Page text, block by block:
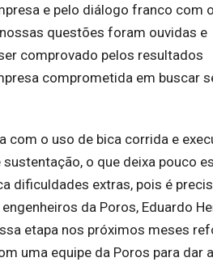
e pelo diálogo franco com
questões foram ouvidas e
comprovado pelos resultados
comprometida em buscar
com o uso de bica corrida e
o que deixa pouco
dificuldades extras, pois é
da Poros, Eduardo
etapa nos próximos meses
uma equipe da Poros para dar